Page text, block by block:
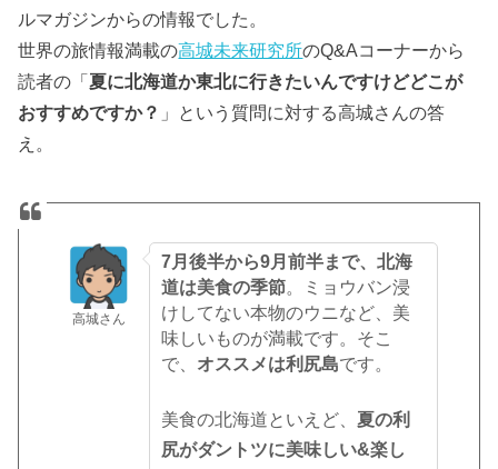
ルマガジンからの情報でした。
世界の旅情報満載の高城未来研究所のQ&Aコーナーから
読者の「夏に北海道か東北に行きたいんですけどどこが
おすすめですか？ 」という質問に対する高城さんの答
え。
高城さん
7月後半から9月前半まで、北海
道は美食の季節。ミョウバン浸
けしてない本物のウニなど、美
味しいものが満載です。そこ
で、 オススメは利尻島です。
美食の北海道といえど、夏の利
尻がダントツに美味しい&楽し